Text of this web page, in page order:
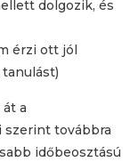
dolgozik, és
érzi ott jól
a
szerint továbbra
időbeosztású